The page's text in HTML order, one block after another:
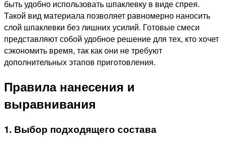
быть удобно использовать шпаклевку в виде спрея.
Такой вид материала позволяет равномерно наносить
слой шпаклевки без лишних усилий. Готовые смеси
представляют собой удобное решение для тех, кто хочет
сэкономить время, так как они не требуют
дополнительных этапов приготовления.
Правила нанесения и
выравнивания
1. Выбор подходящего состава